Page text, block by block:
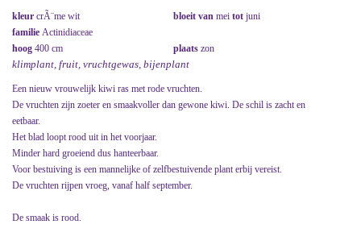
kleur crÃ¨me wit bloeit van mei tot juni
familie Actinidiaceae
hoog 400 cm plaats zon
klimplant, fruit, vruchtgewas, bijenplant
Een nieuw vrouwelijk kiwi ras met rode vruchten.
De vruchten zijn zoeter en smaakvoller dan gewone kiwi. De schil is zacht en
eetbaar.
Het blad loopt rood uit in het voorjaar.
Minder hard groeiend dus hanteerbaar.
Voor bestuiving is een mannelijke of zelfbestuivende plant erbij vereist.
De vruchten rijpen vroeg, vanaf half september.
De smaak is rood.